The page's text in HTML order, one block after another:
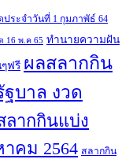
ประจำวันที่ 1 กุมภาพัธ์ 64
16 พ.ค 65 ทํานายความฝัน
ฟรี ผลสลากกิน
บาล งวด
ลากกินแบ่ง
คม 2564 สลากกิน